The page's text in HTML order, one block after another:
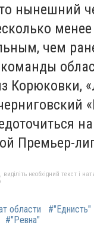
нынешний
менее
чем
Корюковки,
на
Премьер-
необхідний текст і
области
#"Еднисть"
#"Ревна"